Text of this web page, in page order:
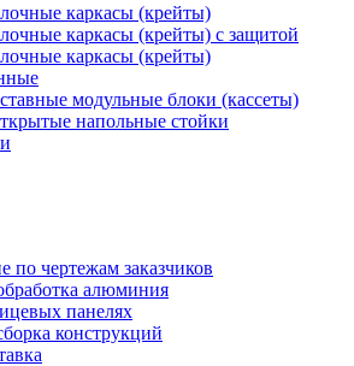
каркасы (крейты)
каркасы (крейты) с защитой
каркасы (крейты)
модульные блоки (кассеты)
напольные стойки
по чертежам заказчиков
алюминия
панелях
конструкций